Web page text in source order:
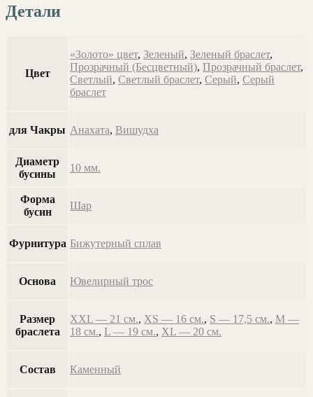
Детали
Цвет
«Золото» цвет, Зеленый, Зеленый браслет,
Прозрачный (Бесцветный), Прозрачный браслет,
Светлый, Светлый браслет, Серый, Серый
браслет
для Чакры Анахата, Вишудха
Диаметр
бусины
10 мм.
Форма
бусин
Шар
Фурнитура Бижутерный сплав
Основа Ювелирный трос
Размер
браслета
XXL — 21 см., XS — 16 см., S — 17,5 см., M —
18 см., L — 19 см., XL — 20 см.
Состав Каменный